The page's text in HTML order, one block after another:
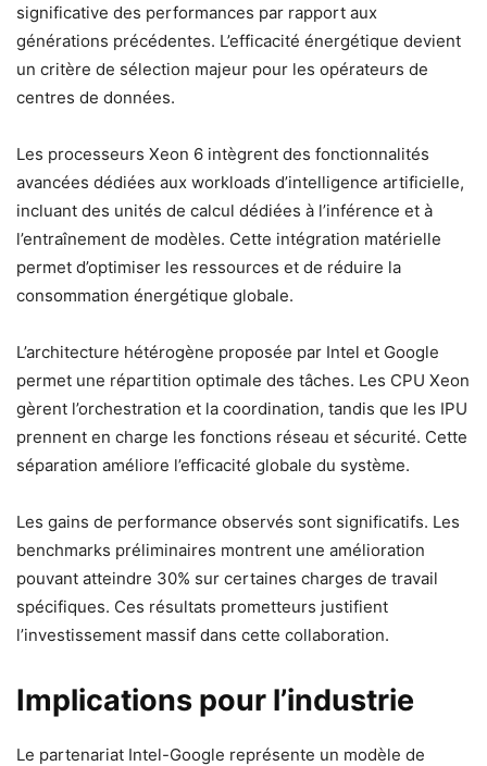
significative des performances par rapport aux
générations précédentes. L’efficacité énergétique devient
un critère de sélection majeur pour les opérateurs de
centres de données.
Les processeurs Xeon 6 intègrent des fonctionnalités
avancées dédiées aux workloads d’intelligence artificielle,
incluant des unités de calcul dédiées à l’inférence et à
l’entraînement de modèles. Cette intégration matérielle
permet d’optimiser les ressources et de réduire la
consommation énergétique globale.
L’architecture hétérogène proposée par Intel et Google
permet une répartition optimale des tâches. Les CPU Xeon
gèrent l’orchestration et la coordination, tandis que les IPU
prennent en charge les fonctions réseau et sécurité. Cette
séparation améliore l’efficacité globale du système.
Les gains de performance observés sont significatifs. Les
benchmarks préliminaires montrent une amélioration
pouvant atteindre 30% sur certaines charges de travail
spécifiques. Ces résultats prometteurs justifient
l’investissement massif dans cette collaboration.
Implications pour l’industrie
Le partenariat Intel-Google représente un modèle de